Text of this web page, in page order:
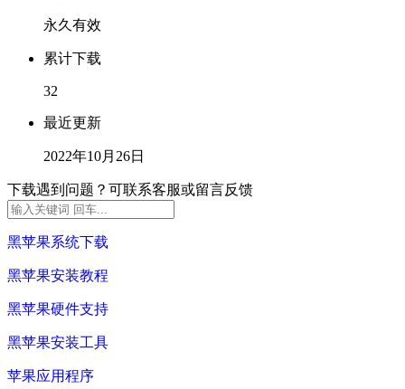
永久有效
累计下载
32
最近更新
2022年10月26日
下载遇到问题？可联系客服或留言反馈
黑苹果系统下载
黑苹果安装教程
黑苹果硬件支持
黑苹果安装工具
苹果应用程序